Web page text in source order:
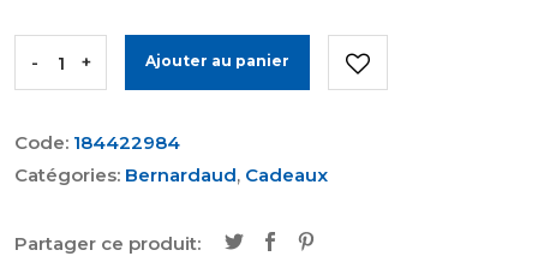
- + Ajouter au panier
Code: 184422984
Catégories: Bernardaud, Cadeaux
Partager ce produit: